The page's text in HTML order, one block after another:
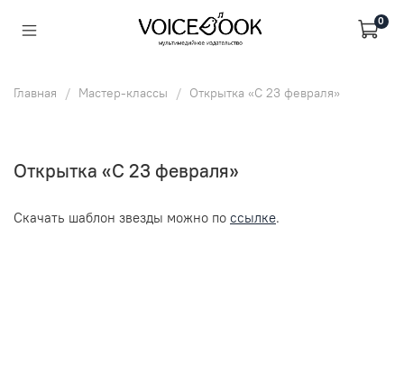
0
Главная Мастер-классы Открытка «С 23 февраля»
Открытка «С 23 февраля»
Скачать шаблон звезды можно по ссылке.